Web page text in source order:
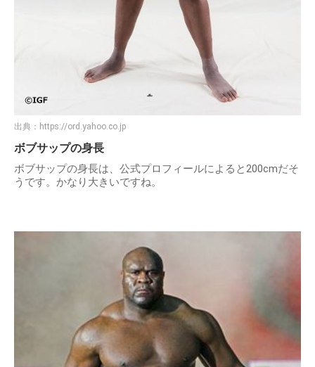
出典： https://ord.yahoo.co.jp
ボブサップの身長
ボブサップの身長は、公式プロフィールによると200cmだそ
うです。かなり大きいですね。